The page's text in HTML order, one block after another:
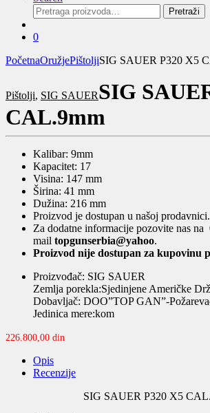
Pretraga
za:
Pretraži
0
PočetnaOružjePištoljiSIG SAUER P320 X5
Pištolji, SIG SAUERSIG
CAL.9mm
Kalibar: 9mm
Kapacitet: 17
Visina: 147 mm
Širina: 41 mm
Dužina: 216 mm
Proizvod je dostupan u našoj prodavnici.
Za dodatne informacije pozovite nas na
mail topgunserbia@yahoo.
Proizvod nije dostupan za kupovinu
Proizvođač: SIG SAUER
Zemlja porekla:Sjedinjene Američke
Dobavljač: DOO”TOP GAN”-
Jedinica mere:kom
226.800,00 din
Opis
Recenzije
SIG SAUER P320 X5